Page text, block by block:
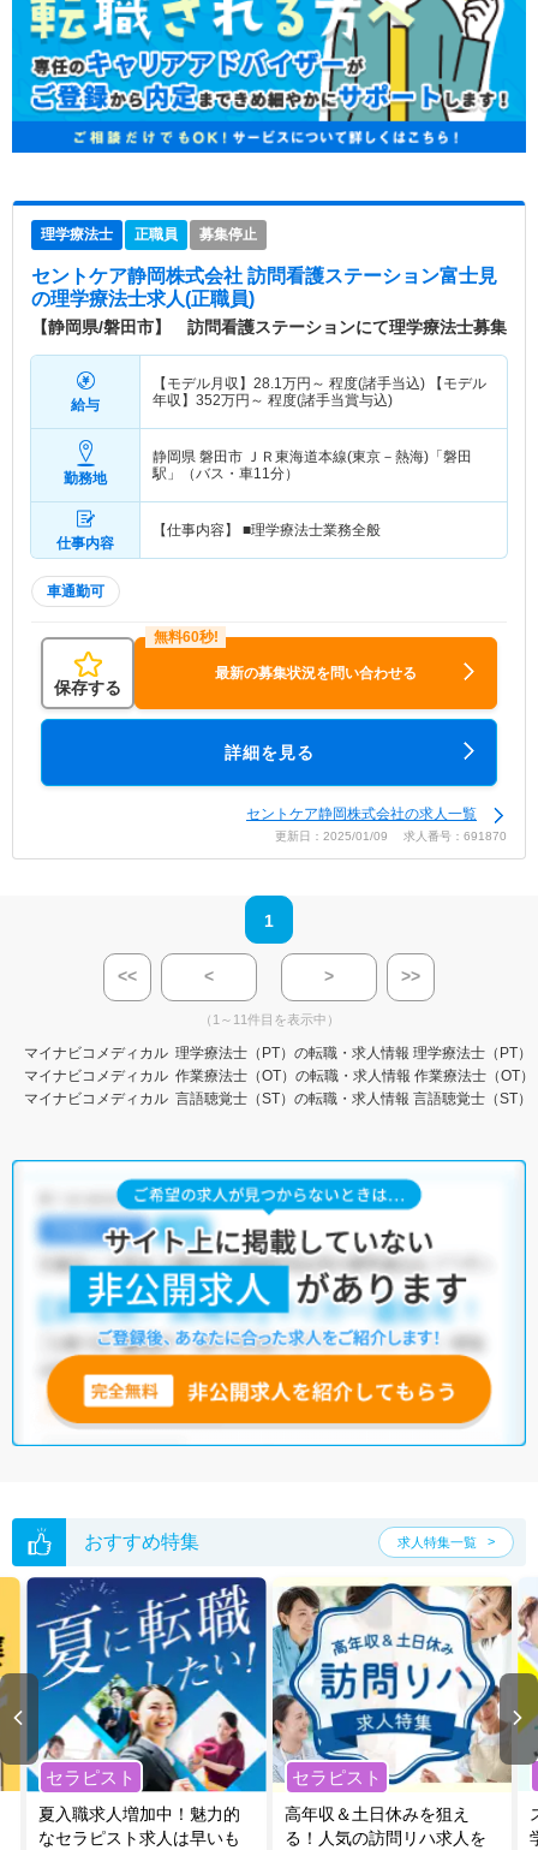
理学療法士 正職員 募集停止
セントケア静岡株式会社 訪問看護ステーション富士見
の理学療法士求人(正職員)
【静岡県/磐田市】 訪問看護ステーションにて理学療法士募集
給与
【モデル月収】 28.1万円～ 程度(諸手当込) 【モデル
年収】 352万円～ 程度(諸手当賞与込)
勤務地
静岡県 磐田市 ＪＲ東海道本線(東京－熱海)「磐田
駅」（バス・車11分）
仕事内容
【仕事内容】 ■理学療法士業務全般
車通勤可
保存する
最新の募集状況を問い合わせる
詳細を見る
セントケア静岡株式会社の求人一覧
更新日：2025/01/09 求人番号：691870
1
<< < > >>
（1～11件目を表示中）
マイナビコメディカル 理学療法士（PT）の転職・求人情報 理学療法士（PT）
マイナビコメディカル 作業療法士（OT）の転職・求人情報 作業療法士（OT
マイナビコメディカル 言語聴覚士（ST）の転職・求人情報 言語聴覚士（ST）
おすすめ特集 求人特集一覧
セラピスト
夏入職求人増加中！魅力的
なセラピスト求人は早いも
セラピスト
高年収＆土日休みを狙え
る！人気の訪問リハ求人を